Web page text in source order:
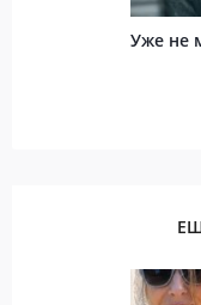
Уже не